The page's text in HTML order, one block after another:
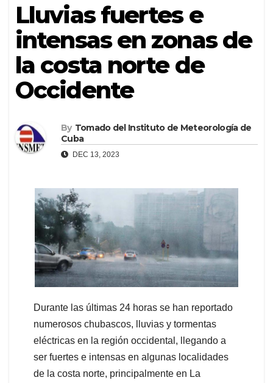
Lluvias fuertes e
intensas en zonas de
la costa norte de
Occidente
By Tomado del Instituto de Meteorología de
Cuba
DEC 13, 2023
Durante las últimas 24 horas se han reportado
numerosos chubascos, lluvias y tormentas
eléctricas en la región occidental, llegando a
ser fuertes e intensas en algunas localidades
de la costa norte, principalmente en La